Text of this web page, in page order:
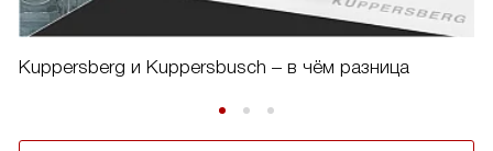
Kuppersberg и Kuppersbusch – в чём разница